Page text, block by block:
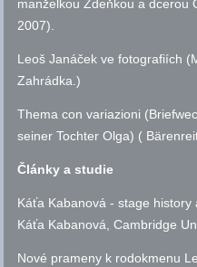
manželkou Zdeňkou a dcerou
2007).
Leoš Janáček ve fotografiích
Zahrádka.)
Thema con variazioni
seiner Tochter Olga) (
Články a studie
Káťa Kabanová - stage
Káťa Kabanová, Cambridge
Nové prameny k rodokmenu